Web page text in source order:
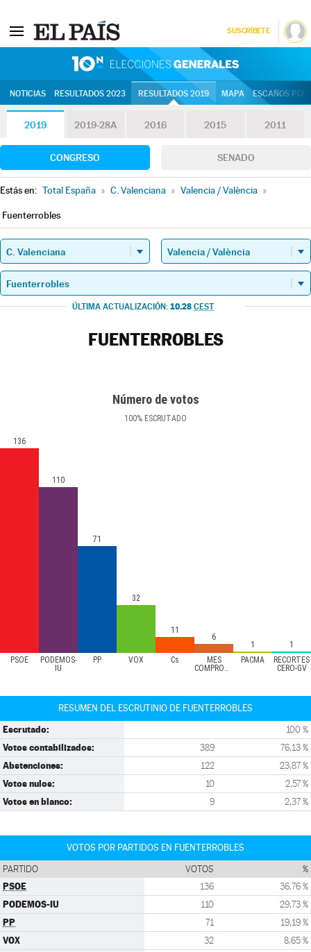
SUSCRÍBETE
NOTICIAS RESULTADOS 2023 RESULTADOS 2019 MAPA ESCAÑOS
2019 2019-28A 2016 2015 2011
CONGRESO SENADO
Estás en: Total España » C. Valenciana » Valencia / València »
Fuenterrobles
ÚLTIMA ACTUALIZACIÓN: 10.28 CEST
FUENTERROBLES
Número de votos
100% ESCRUTADO
PSOE
PODEMOS-
IU
PP VOX Cs
MÉS
COMPROMÍS
PACMA
RECORTES
CERO-GV
136
110
71
32
11
6
1 1
RESUMEN DEL ESCRUTINIO DE FUENTERROBLES
Escrutado: 100 %
Votos contabilizados: 389 76,13 %
Abstenciones: 122 23,87 %
Votos nulos: 10 2,57 %
Votos en blanco: 9 2,37 %
VOTOS POR PARTIDOS EN FUENTERROBLES
PARTIDO VOTOS %
PSOE 136 36,76 %
PODEMOS-IU 110 29,73 %
PP 71 19,19 %
VOX 32 8,65 %